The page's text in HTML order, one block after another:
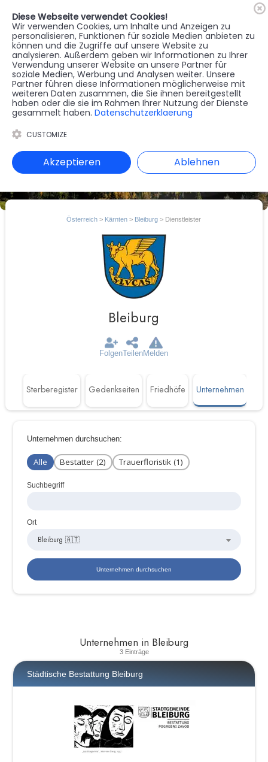
MENU
🇦🇹 Register
Österreich > Kärnten > Bleiburg > Dienstleister
Folgen TeilenMelden
Bleiburg
Sterberegister Gedenkseiten Friedhöfe Unternehmen
Unternehmen durchsuchen:
Alle Bestatter (2) Trauerfloristik (1)
Suchbegriff
Ort
Bleiburg 🇦🇹
Unternehmen in Bleiburg
3 Einträge
Städtische Bestattung Bleiburg
Diese Webseite verwendet Cookies!
Wir verwenden Cookies, um Inhalte und Anzeigen zu
personalisieren, Funktionen für soziale Medien anbieten zu
können und die Zugriffe auf unsere Website zu
analysieren. Außerdem geben wir Informationen zu Ihrer
Verwendung unserer Website an unsere Partner für
soziale Medien, Werbung und Analysen weiter. Unsere
Partner führen diese Informationen möglicherweise mit
weiteren Daten zusammen, die Sie ihnen bereitgestellt
haben oder die sie im Rahmen Ihrer Nutzung der Dienste
gesammelt haben. Datenschutzerklaerung
CUSTOMIZE
Akzeptieren Ablehnen